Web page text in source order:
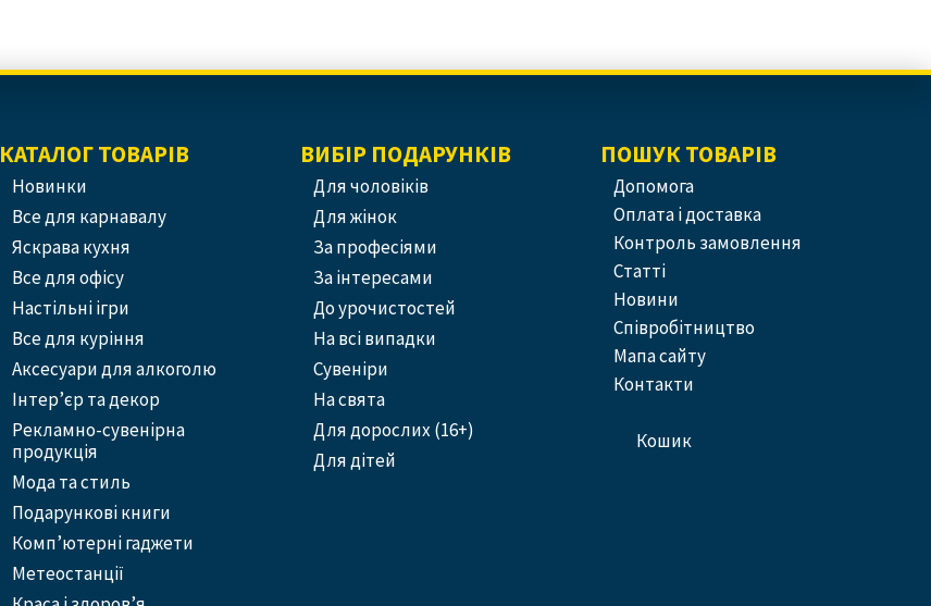
КАТАЛОГ ТОВАРІВ
Новинки
Все для карнавалу
Яскрава кухня
Все для офісу
Настільні ігри
Все для куріння
Аксесуари для алкоголю
Інтер’єр та декор
Рекламно-сувенірна
продукція
Мода та стиль
Подарункові книги
Комп’ютерні гаджети
Метеостанції
ВИБІР ПОДАРУНКІВ
Для чоловіків
Для жінок
За професіями
За інтересами
До урочистостей
На всі випадки
Сувеніри
На свята
Для дорослих (16+)
Для дітей
ПОШУК ТОВАРІВ
допомога
оплата і доставка
контроль замовлення
статті
новини
співробітництво
Мапа сайту
контакти
кошик